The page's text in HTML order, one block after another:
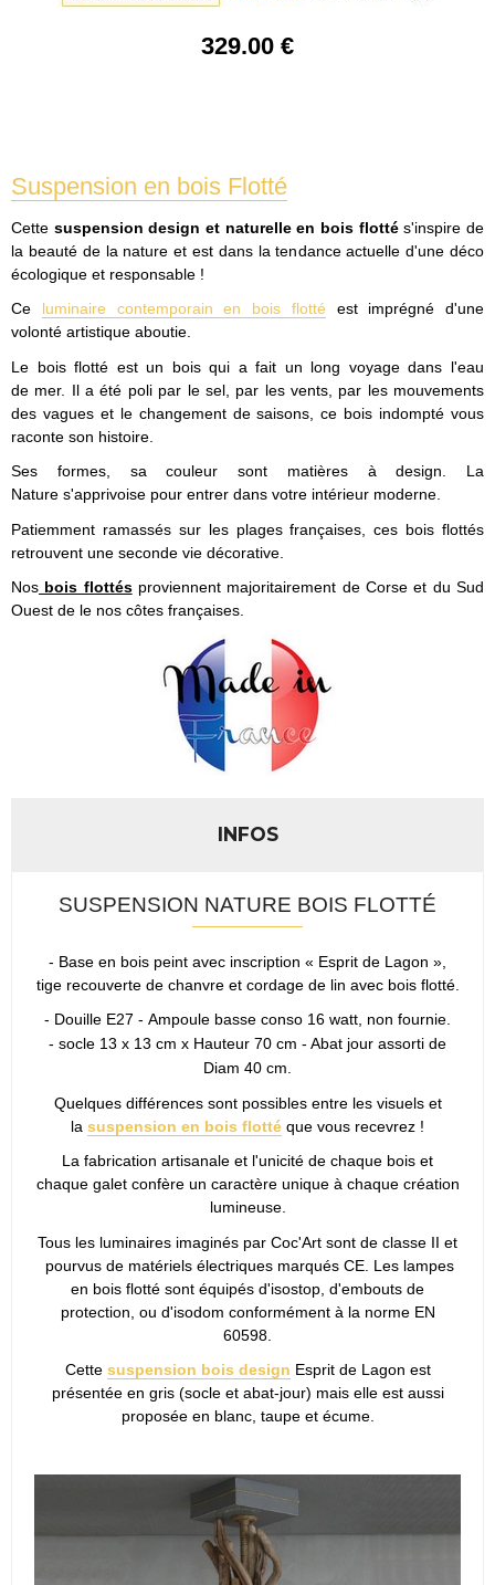
329.00 €
Suspension en bois Flotté
Cette suspension design et naturelle en bois flottés'inspire de
la beauté de la nature et est dans la tendance actuelle d'une déco
écologique et responsable !
Ce luminaire contemporain en bois flotté est imprégné d'une
volonté artistique aboutie.
Le bois flotté est un bois qui a fait un long voyage dans l'eau
de mer. Il a été poli par le sel, par les vents, par les mouvements
des vagues et le changement de saisons, ce bois indompté vous
raconte son histoire.
Ses formes, sa couleur sont matières à design. La
Nature s'apprivoise pour entrer dans votre intérieur moderne.
Patiemment ramassés sur les plages françaises, ces bois flottés
retrouvent une seconde vie décorative.
Nos bois flottésproviennent majoritairement de Corse et du Sud
Ouest de le nos côtes françaises.
INFOS
SUSPENSION NATURE BOIS FLOTTÉ
- Base en bois peint avec inscription « Esprit de Lagon »,
tige recouverte de chanvre et cordage de lin avec bois flotté.
- Douille E27 - Ampoule basse conso 16 watt, non fournie.
- socle 13 x 13 cm x Hauteur 70 cm - Abat jour assorti de
Diam 40 cm.
Quelques différences sont possibles entre les visuels et
la suspension en bois flotté que vous recevrez !
La fabrication artisanale et l'unicité de chaque bois et
chaque galet confère un caractère unique à chaque création
lumineuse.
Tous les luminaires imaginés par Coc'Art sont de classe II et
pourvus de matériels électriques marqués CE. Les lampes
en bois flotté sont équipés d'isostop, d'embouts de
protection, ou d'isodom conformément à la norme EN
60598.
Cette suspension bois design Esprit de Lagon est
présentée en gris (socle et abat-jour) mais elle est aussi
proposée en blanc, taupe et écume.